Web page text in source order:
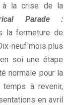
à la crise de la
Parade :
la fermeture de
neuf mois plus
soi une étape
normale pour la
à revenir,
en avril